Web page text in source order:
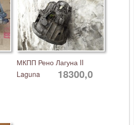
МКПП Рено Лагуна II
Laguna
18300,0